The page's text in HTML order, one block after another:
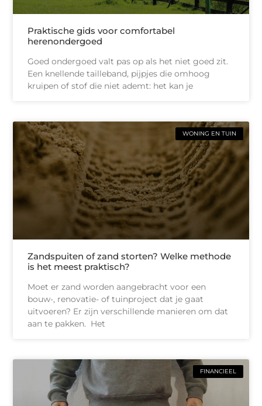
Praktische gids voor comfortabel
herenondergoed
Goed ondergoed valt pas op als het niet goed zit.
Een knellende tailleband, pijpjes die omhoog
kruipen of stof die niet ademt: het kan je
WONING EN TUIN
Zandspuiten of zand storten? Welke methode
is het meest praktisch?
Moet er zand worden aangebracht voor een
bouw-, renovatie- of tuinproject dat je gaat
uitvoeren? Er zijn verschillende manieren om dat
aan te pakken. Het
FINANCIEEL